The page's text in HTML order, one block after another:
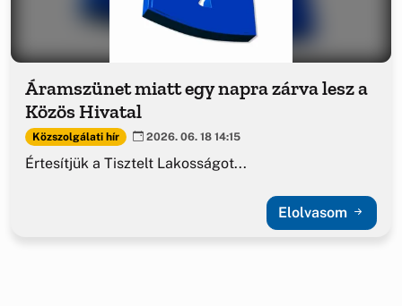
Áramszünet miatt egy napra zárva lesz a
Közös Hivatal
Közszolgálati hír 2026. 06. 18 14:15
Értesítjük a Tisztelt Lakosságot...
Elolvasom